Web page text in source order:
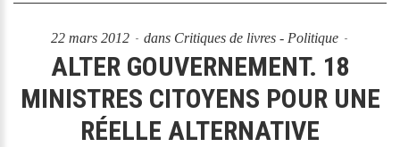
22 mars 2012 dans Critiques de livres - Politique
ALTER GOUVERNEMENT. 18
MINISTRES CITOYENS POUR UNE
RÉELLE ALTERNATIVE